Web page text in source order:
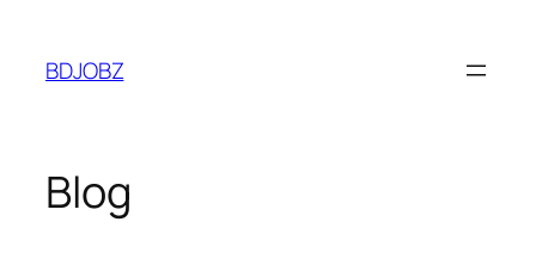
content
BDJOBZ
Blog